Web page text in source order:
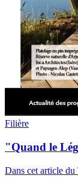
Filière
"Quand le
Dans cet article